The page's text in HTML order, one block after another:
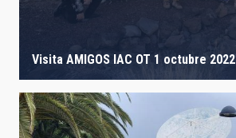
Visita AMIGOS IAC OT 1 octubre 2022